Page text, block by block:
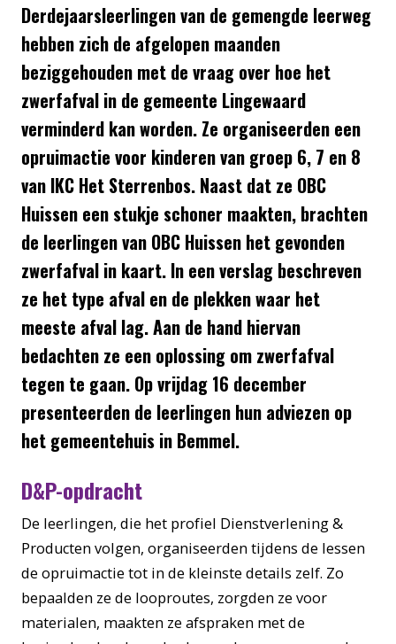
Derdejaarsleerlingen van de gemengde leerweg
hebben zich de afgelopen maanden
beziggehouden met de vraag over hoe het
zwerfafval in de gemeente Lingewaard
verminderd kan worden. Ze organiseerden een
opruimactie voor kinderen van groep 6, 7 en 8
van IKC Het Sterrenbos. Naast dat ze OBC
Huissen een stukje schoner maakten, brachten
de leerlingen van OBC Huissen het gevonden
zwerfafval in kaart. In een verslag beschreven
ze het type afval en de plekken waar het
meeste afval lag. Aan de hand hiervan
bedachten ze een oplossing om zwerfafval
tegen te gaan. Op vrijdag 16 december
presenteerden de leerlingen hun adviezen op
het gemeentehuis in Bemmel.
D&P-opdracht
De leerlingen, die het profiel Dienstverlening &
Producten volgen, organiseerden tijdens de lessen
de opruimactie tot in de kleinste details zelf. Zo
bepaalden ze de looproutes, zorgden ze voor
materialen, maakten ze afspraken met de